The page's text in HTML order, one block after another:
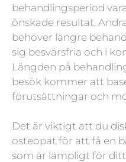
behandlingsperiod
önskade resultat.
behöver längre
sig besvärsfria och i
Längden på
besök kommer att
förutsättningar och
Det är viktigt att du
osteopat för att få en
som är lämpligt för